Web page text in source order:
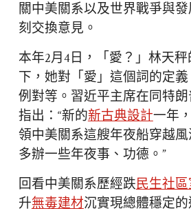
關中美關系以及世界戰爭與
刻交換意見。
本年2月4日，「愛？」林天
下，她對「愛」這個詞的定
例對等。習近平主席在同特
指出：“新的新古典設計一年
領中美關系這艘年夜船穿越風
多辦一些年夜事、功德。”
回看中美關系歷經跌民生社
升無毒建材沉實現總體穩定